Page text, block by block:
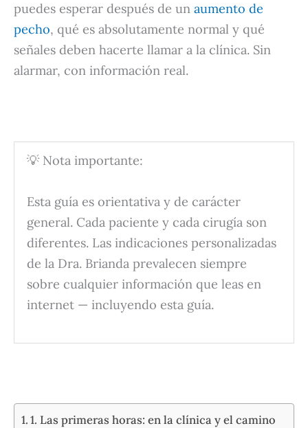
puedes esperar después de un aumento de
pecho, qué es absolutamente normal y qué
señales deben hacerte llamar a la clínica. Sin
alarmar, con información real.
💡 Nota importante:
Esta guía es orientativa y de carácter
general. Cada paciente y cada cirugía son
diferentes. Las indicaciones personalizadas
de la Dra. Brianda prevalecen siempre
sobre cualquier información que leas en
internet — incluyendo esta guía.
1. Las primeras horas: en la clínica y el camino